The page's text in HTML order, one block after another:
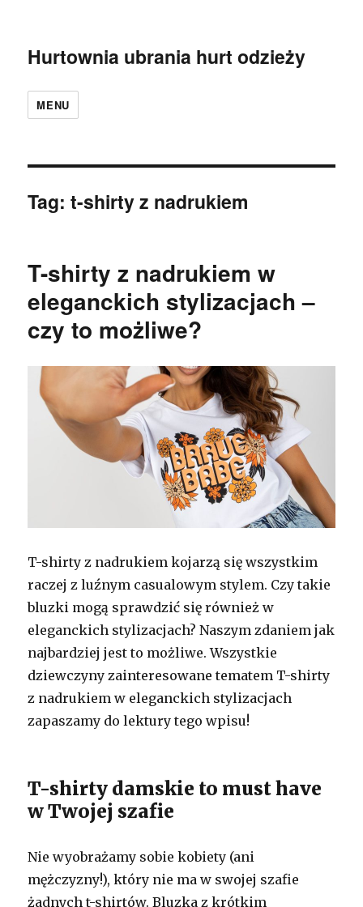
Hurtownia ubrania hurt odzieży
MENU
Tag:t-shirty z nadrukiem
T-shirty z nadrukiem w
eleganckich stylizacjach –
czy to możliwe?
T-shirty z nadrukiem kojarzą się wszystkim
raczej z luźnym casualowym stylem. Czy takie
bluzki mogą sprawdzić się również w
eleganckich stylizacjach? Naszym zdaniem jak
najbardziej jest to możliwe. Wszystkie
dziewczyny zainteresowane tematem T-shirty
z nadrukiem w eleganckich stylizacjach
zapaszamy do lektury tego wpisu!
T-shirty damskie to must have
w Twojej szafie
Nie wyobrażamy sobie kobiety (ani
mężczyzny!), który nie ma w swojej szafie
żadnych t-shirtów. Bluzka z krótkim